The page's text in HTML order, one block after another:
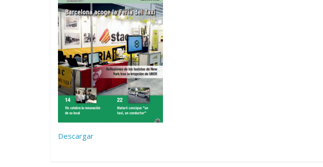
Descargar